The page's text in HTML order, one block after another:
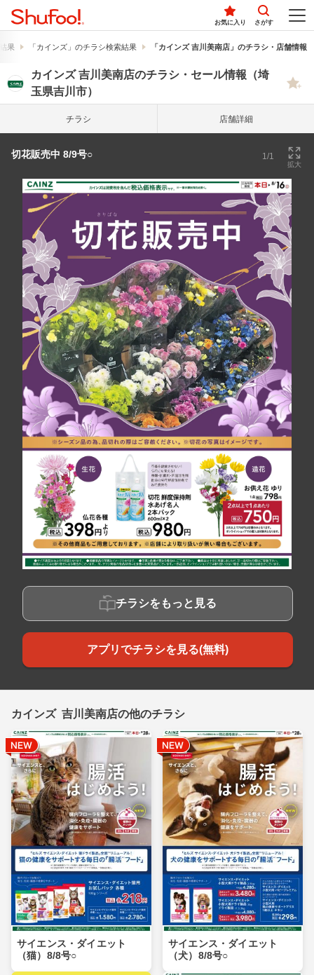
お気に入り さがす
果 「カインズ」のチラシ検索結果 「カインズ 吉川美南店」のチラシ・店舗情報
カインズ 吉川美南店のチラシ・セール情報（埼
玉県吉川市）
チラシ 店舗詳細
切花販売中 8/9号○ 1/1
拡大
チラシをもっと見る
アプリでチラシを見る(無料)
カインズ 吉川美南店の他のチラシ
サイエンス・ダイエット
（猫）8/8号○
サイエンス・ダイエット
（犬）8/8号○